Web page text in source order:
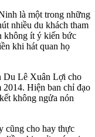
là một trong những
nhiều du khách tham
không ít ý kiến bức
khi hát quan họ
Du Lê Xuân Lợi cho
Hiện ban chỉ đạo
không ngửa nón
cũng cho hay thực